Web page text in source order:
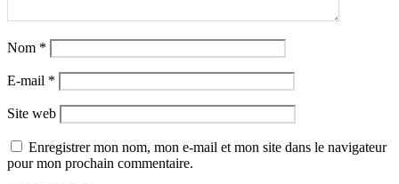
Nom *
E-mail *
Site web
Enregistrer mon nom, mon e-mail et mon site dans le navigateur
pour mon prochain commentaire.